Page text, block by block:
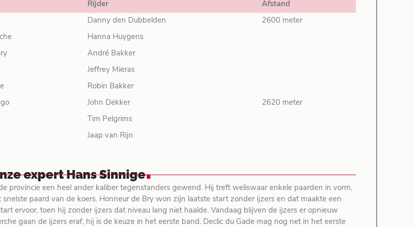
Rijder Afstand
Danny den Dubbelden 2600 meter
Hanna Huygens
André Bakker
Jeffrey Mieras
Robin Bakker
John Dekker 2620 meter
Tim Pelgrims
Jaap van Rijn
expert Hans Sinnige.
provincie een heel ander kaliber tegenstanders gewend. Hij treft weliswaar enkele paarden in vorm,
snelste paard van de koers. Honneur de Bry won zijn laatste start zonder ijzers en dat maakte een
ervoor, toen hij zonder ijzers dat niveau lang niet haalde. Vandaag blijven de ijzers er opnieuw
gaan de ijzers eraf, hij is de keuze in het eerste band. Declic du Gade mag nog net in het eerste